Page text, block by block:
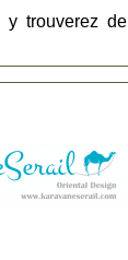
y trouverez de